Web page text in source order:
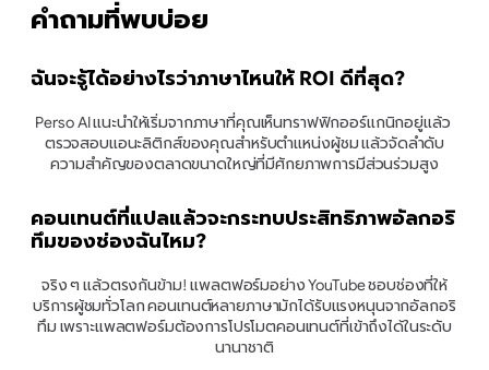
คำถามที่พบบ่อย
ฉันจะรู้ได้อย่างไรว่าภาษาไหนให้ ROI ดีที่สุด?
Perso AI แนะนำให้เริ่มจากภาษาที่คุณเห็นทราฟฟิกออร์แกนิกอยู่แล้ว
ตรวจสอบแอนะลิติกส์ของคุณสำหรับตำแหน่งผู้ชม แล้วจัดลำดับ
ความสำคัญของตลาดขนาดใหญ่ที่มีศักยภาพการมีส่วนร่วมสูง
คอนเทนต์ที่แปลแล้วจะกระทบประสิทธิภาพอัลกอริ
ทึมของช่องฉันไหม?
จริง ๆ แล้วตรงกันข้าม! แพลตฟอร์มอย่าง YouTube ชอบช่องที่ให้
บริการผู้ชมทั่วโลก คอนเทนต์หลายภาษามักได้รับแรงหนุนจากอัลกอริ
ทึม เพราะแพลตฟอร์มต้องการโปรโมตคอนเทนต์ที่เข้าถึงได้ในระดับ
นานาชาติ